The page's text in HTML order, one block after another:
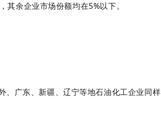
余企业市场份额均在5%以下。
、广东、新疆、辽宁等地石油化工企业同样